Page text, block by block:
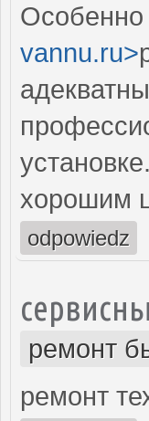
vannu.ru>
хорошим
odpowiedz
ремонт
ремонт